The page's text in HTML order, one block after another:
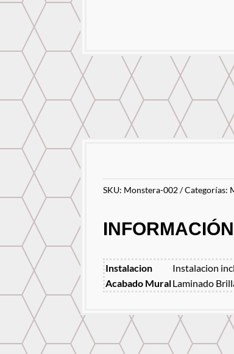
SKU: Monstera-002 Categorías:
Instalacion
Instalacion
Acabado MuralLaminado